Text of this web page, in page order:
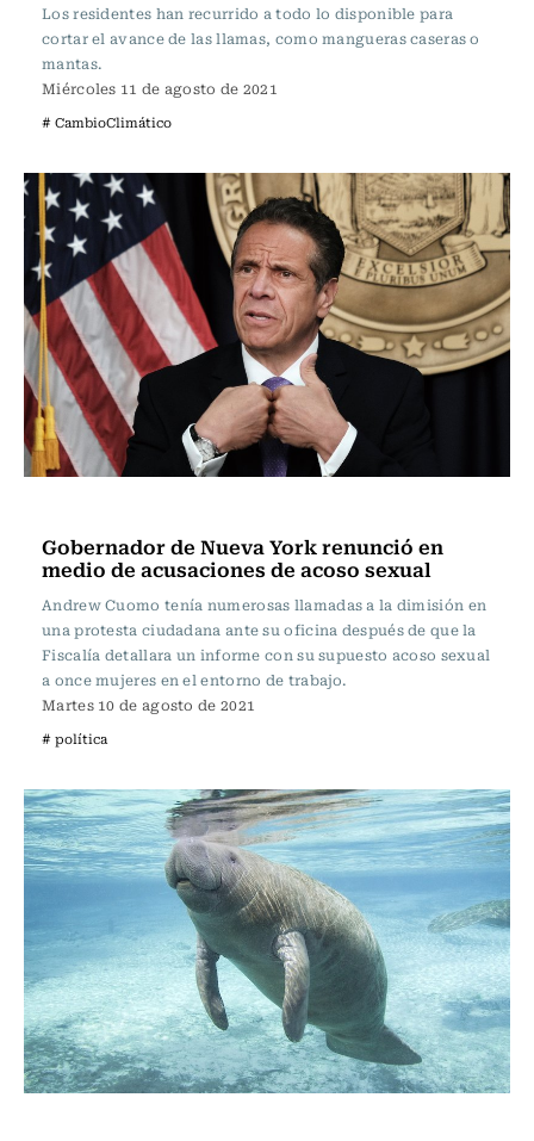
Los residentes han recurrido a todo lo disponible para
cortar el avance de las llamas, como mangueras caseras o
mantas.
Miércoles 11 de agosto de 2021
# CambioClimático
Gobernador de Nueva York renunció en
medio de acusaciones de acoso sexual
Andrew Cuomo tenía numerosas llamadas a la dimisión en
una protesta ciudadana ante su oficina después de que la
Fiscalía detallara un informe con su supuesto acoso sexual
a once mujeres en el entorno de trabajo.
Martes 10 de agosto de 2021
# política